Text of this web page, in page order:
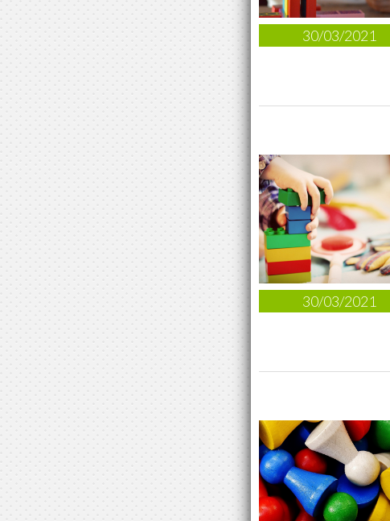
30/03/2021
30/03/2021